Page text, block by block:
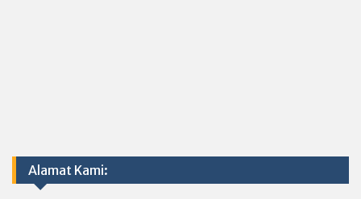
Alamat Kami: